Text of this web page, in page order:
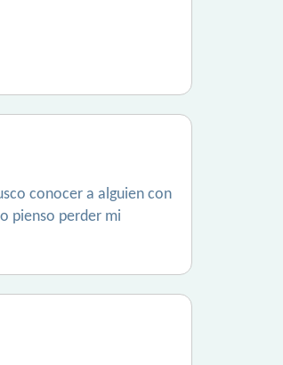
conocer a alguien con
pienso perder mi